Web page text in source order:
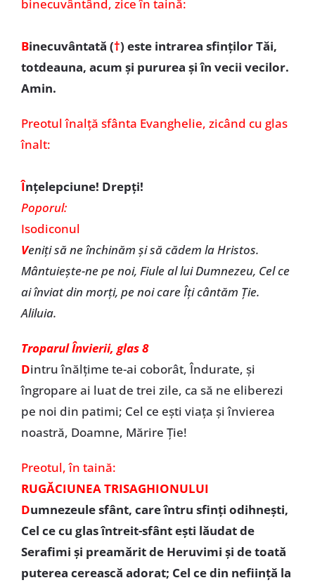
binecuvântând, zice în taină:
Binecuvântată (†) este intrarea sfinţilor Tăi,
totdeauna, acum şi pururea şi în vecii vecilor.
Amin.
Preotul înalţă sfânta Evanghelie, zicând cu glas
înalt:
Înţelepciune! Drepţi!
Poporul:
Isodiconul
Veniţi să ne închinăm şi să cădem la Hristos.
Mântuieşte-ne pe noi, Fiule al lui Dumnezeu, Cel ce
ai înviat din morţi, pe noi care Îţi cântăm Ţie.
Aliluia.
Troparul Învierii, glas 8
Dintru înălţime te-ai coborât, Îndurate, și
îngropare ai luat de trei zile, ca să ne eliberezi
pe noi din patimi; Cel ce eşti viaţa şi învierea
noastră, Doamne, Mărire Ţie!
Preotul, în taină:
RUGĂCIUNEA TRISAGHIONULUI
Dumnezeule sfânt, care întru sfinţi odihneşti,
Cel ce cu glas întreit-sfânt eşti lăudat de
Serafimi şi preamărit de Heruvimi şi de toată
puterea cerească adorat; Cel ce din nefiinţă la